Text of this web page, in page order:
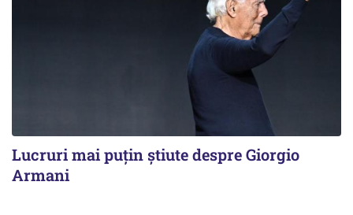
Lucruri mai puțin știute despre Giorgio
Armani